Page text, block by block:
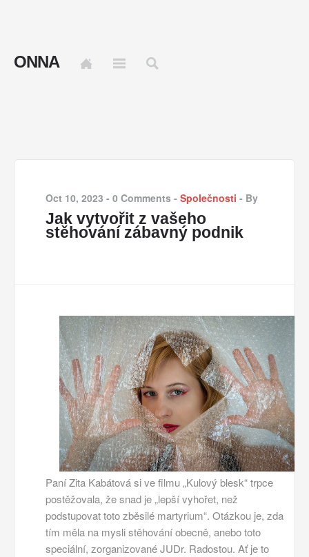
ONNA
Oct 10, 2023 - 0 Comments - Společnosti - By
Jak vytvořit z vašeho
stěhování zábavný podnik
Paní Zita Kabátová si ve filmu „Kulový blesk“ trpce
postěžovala, že snad je „lepší vyhořet, než
podstupovat toto zběsilé martyrium“. Otázkou je, zda
tím měla na mysli stěhování obecně, anebo toto
speciální, zorganizované JUDr. Radostou. Ať je to